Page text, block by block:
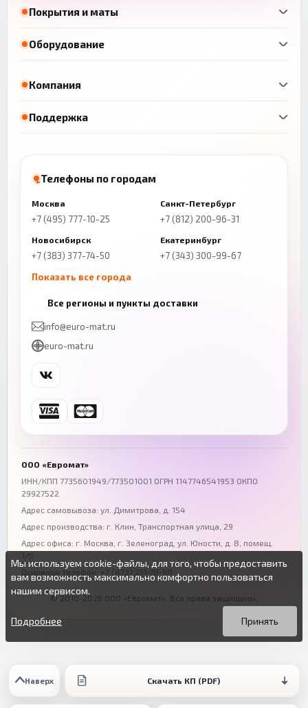
Наверх Скачать КП (PDF)
Покрытия и маты
Оборудование
Компания
Поддержка
Телефоны по городам
Москва
+7 (495) 777-10-25
Санкт-Петербург
+7 (812) 200-96-31
Новосибирск
+7 (383) 377-74-50
Екатеринбург
+7 (343) 300-99-67
Показать все города
+7 (843) 206-01-30
Челябинск
+7 (343) 300-99-67
Ростов-на-Дону
+7 (863) 333-50-75
Волгоград
+7 (844) 261-36-12
Омск
Все регионы и пункты доставки
info@euro-mat.ru
euro-mat.ru
ООО «Евромат»
ИНН/КПП 7735601949/773501001 ОГРН 1147746541953 ОКПО
29927522
Адрес самовывоза: ул. Димитрова, д. 154
Адрес производства: г. Клин, Транспортная улица, 29
Адрес офиса: г. Москва, г. Зеленоград ул. Юности, д. 8, помещ.
1/5
Основной телефон:
+7 (473) 211-78-90
© 2010-2026 ООО «Евромат». Все права защищены.
Мы используем cookie-файлы, для того, чтобы предоставить
вам возможность максимально комфортно пользоваться
нашим сервисом.
Вы можете подробнее прочитать о cookie-файлах в открытых
источниках или изменить настройки своего браузера.
Продолжая пользоваться данным сайтом без изменения
настроек вы даете согласие на использование ваших cookie-
Принять
Подробнее